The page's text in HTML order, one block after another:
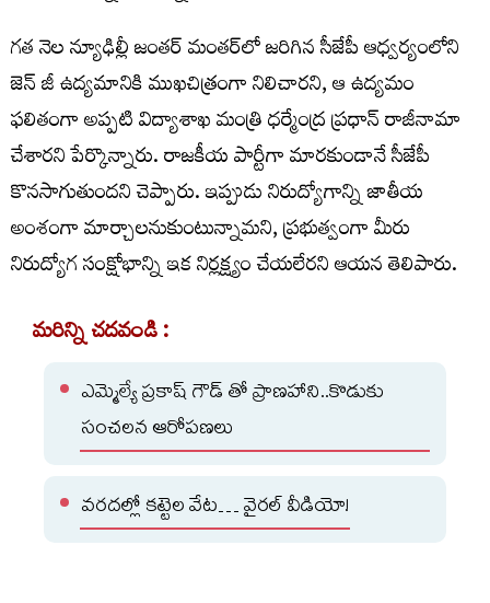
గత నెల న్యూఢిల్లీ జంతర్ మంతర్‌లో జరిగిన సీజేపీ ఆధ్వర్యంలోని
జెన్ జీ ఉద్యమానికి ముఖచిత్రంగా నిలిచారని, ఆ ఉద్యమం
ఫలితంగా అప్పటి విద్యాశాఖ మంత్రి ధర్మేంద్ర ప్రధాన్ రాజీనామా
చేశారని పేర్కొన్నారు. రాజకీయ పార్టీగా మారకుండానే సీజేపీ
కొనసాగుతుందని చెప్పారు. ఇప్పుడు నిరుద్యోగాన్ని జాతీయ
అంశంగా మార్చాలనుకుంటున్నామని, ప్రభుత్వంగా మీరు
నిరుద్యోగ సంక్షోభాన్ని ఇక నిర్లక్ష్యం చేయలేరని ఆయన తెలిపారు.
మరిన్ని చదవండి :
ఎమ్మెల్యే ప్రకాష్ గౌడ్ తో ప్రాణహాని..కొడుకు
సంచలన ఆరోపణలు
వరదల్లో కట్టెల వేట… వైరల్ వీడియో!